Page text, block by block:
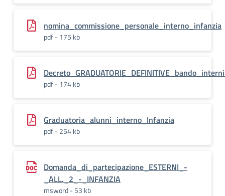
nomina_commissione_personale_interno_infanzia
pdf - 175 kb
pdf - 174 kb
Graduatoria_alunni_interno_Infanzia
pdf - 254 kb
Domanda_di_partecipazione_ESTERNI_-
_ALL._2_-_INFANZIA
msword - 53 kb